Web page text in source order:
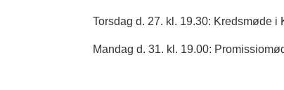
Torsdag d. 27. kl. 19.30: Kredsmøde
Mandag d. 31. kl. 19.00: